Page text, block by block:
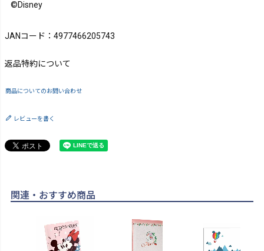
©Disney
JANコード：4977466205743
返品特約について
商品についてのお問い合わせ
レビューを書く
関連・おすすめ商品